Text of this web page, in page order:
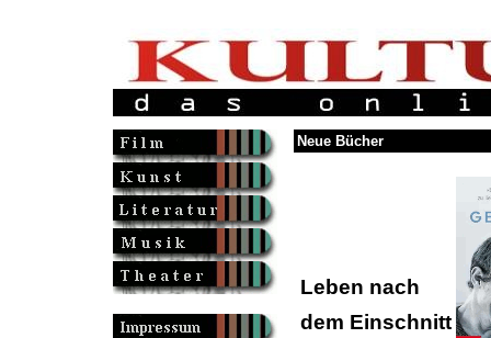
Neue Bücher
Leben nach
dem Einschnitt